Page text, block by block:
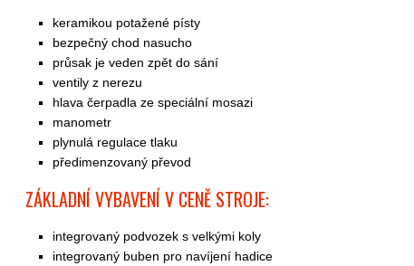
keramikou potažené písty
bezpečný chod nasucho
průsak je veden zpět do sání
ventily z nerezu
hlava čerpadla ze speciální mosazi
manometr
plynulá regulace tlaku
předimenzovaný převod
ZÁKLADNÍ VYBAVENÍ V CENĚ STROJE:
integrovaný podvozek s velkými koly
integrovaný buben pro navíjení hadice